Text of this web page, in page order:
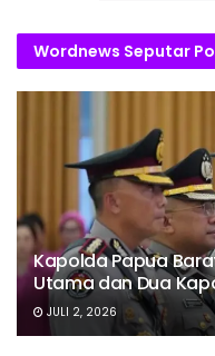
Wordnews Seputar
Kapolda Papua
Utama dan Dua
JULI 2, 2026